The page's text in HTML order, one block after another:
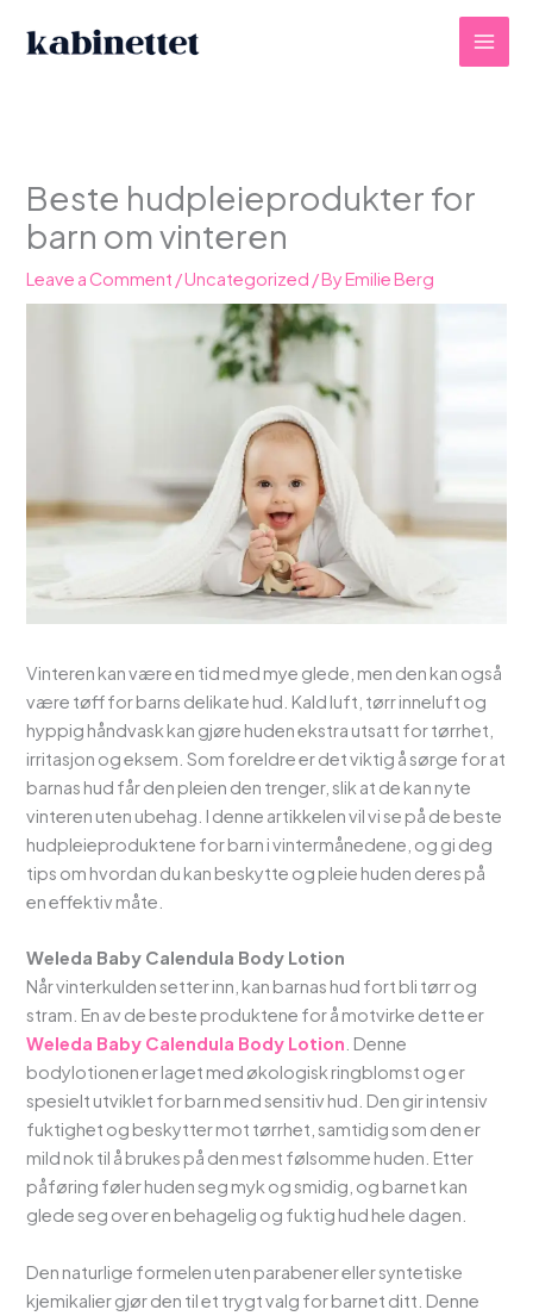
Beste hudpleieprodukter for
barn om vinteren
Leave a Comment /Uncategorized / ByEmilie Berg
Vinteren kan være en tid med mye glede, men den kan også
være tøff for barns delikate hud. Kald luft, tørr inneluft og
hyppig håndvask kan gjøre huden ekstra utsatt for tørrhet,
irritasjon og eksem. Som foreldre er det viktig å sørge for at
barnas hud får den pleien den trenger, slik at de kan nyte
vinteren uten ubehag. I denne artikkelen vil vi se på de beste
hudpleieproduktene for barn i vintermånedene, og gi deg
tips om hvordan du kan beskytte og pleie huden deres på
en effektiv måte.
Weleda Baby Calendula Body Lotion
Når vinterkulden setter inn, kan barnas hud fort bli tørr og
stram. En av de beste produktene for å motvirke dette er
Weleda Baby Calendula Body Lotion . Denne
bodylotionen er laget med økologisk ringblomst og er
spesielt utviklet for barn med sensitiv hud. Den gir intensiv
fuktighet og beskytter mot tørrhet, samtidig som den er
mild nok til å brukes på den mest følsomme huden. Etter
påføring føler huden seg myk og smidig, og barnet kan
glede seg over en behagelig og fuktig hud hele dagen.
Den naturlige formelen uten parabener eller syntetiske
kjemikalier gjør den til et trygt valg for barnet ditt. Denne